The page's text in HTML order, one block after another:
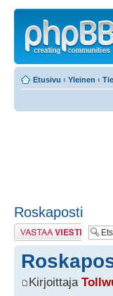
Etusivu ‹ Yleinen ‹
Roskaposti
Lähetä vastaus
Kirjoittaja